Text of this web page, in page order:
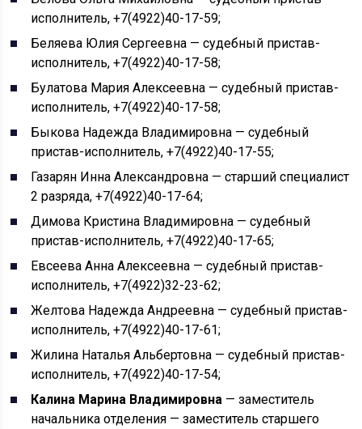
исполнитель, +7(4922)40-17-59;
Беляева Юлия Сергеевна — судебный пристав-
исполнитель, +7(4922)40-17-58;
Булатова Мария Алексеевна — судебный пристав-
исполнитель, +7(4922)40-17-58;
Быкова Надежда Владимировна — судебный
пристав-исполнитель, +7(4922)40-17-55;
Газарян Инна Александровна — старший специалист
2 разряда, +7(4922)40-17-64;
Димова Кристина Владимировна — судебный
пристав-исполнитель, +7(4922)40-17-65;
Евсеева Анна Алексеевна — судебный пристав-
исполнитель, +7(4922)32-23-62;
Желтова Надежда Андреевна — судебный пристав-
исполнитель, +7(4922)40-17-61;
Жилина Наталья Альбертовна — судебный пристав-
исполнитель, +7(4922)40-17-54;
Калина Марина Владимировна — заместитель
начальника отделения — заместитель старшего